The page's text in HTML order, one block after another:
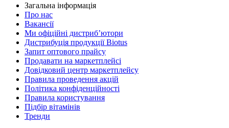
Загальна інформація
Про нас
Вакансії
Ми офіційні дистриб’ютори
Дистрибуція продукції Biotus
Запит оптового прайсу
Продавати на маркетплейсі
Довідковий центр маркетплейсу
Правила проведення акцій
Політика конфіденційності
Правила користування
Підбір вітамінів
Тренди